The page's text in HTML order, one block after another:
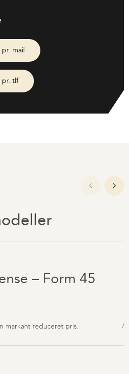
mail
pr. tlf
– Form 45
markant reduceret pris. /